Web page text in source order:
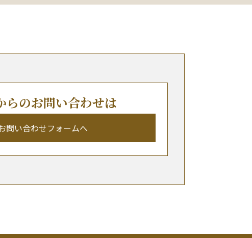
らのお問い合わせは
問い合わせフォームへ